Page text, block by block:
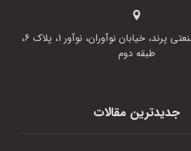
تهران، شهرک صنعتی پرند، خیابان نوآوران، نوآور 1، پلاک 6،
طبقه دوم
جدیدترین مقالات